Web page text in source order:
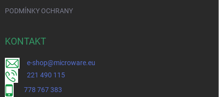
PODMÍNKY OCHRANY
KONTAKT
e-shop@microware.eu
221 490 115
778 767 383